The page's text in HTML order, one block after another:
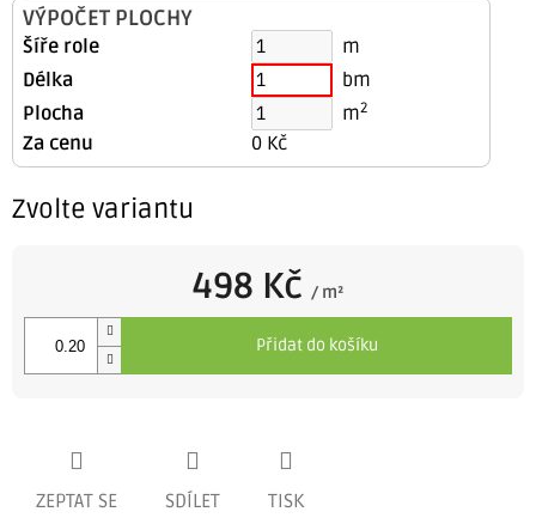
Zvolte variantu
VÝPOČET PLOCHY
Šíře role
m
Délka
bm
Plocha
m2
Za cenu 0 Kč
TISK
ZEPTAT SE SDÍLET
498 Kč / m²
Měrná
Přidat do košíku